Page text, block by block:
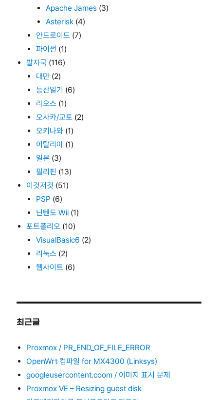
Apache James (3)
Asterisk (4)
안드로이드 (7)
파이썬 (1)
발자국 (116)
대만 (2)
등산일기 (6)
라오스 (1)
오사카/교토 (2)
오키나와 (1)
이탈리아 (1)
일본 (3)
필리핀 (13)
이것저것 (51)
PSP (6)
닌텐도 Wii (1)
포트폴리오 (10)
VisualBasic6 (2)
리눅스 (2)
웹사이트 (6)
최근글
Proxmox / PR_END_OF_FILE_ERROR
OpenWrt 컴파일 for MX4300 (Linksys)
googleusercontent.coom / 이미지 표시 문제
Proxmox VE – Resizing guest disk